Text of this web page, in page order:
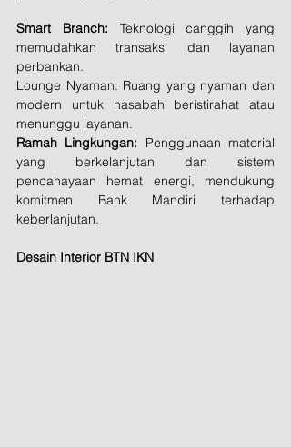
Smart Branch: Teknologi canggih yang
memudahkan transaksi dan layanan
perbankan.
Lounge Nyaman: Ruang yang nyaman dan
modern untuk nasabah beristirahat atau
menunggu layanan.
Ramah Lingkungan: Penggunaan material
yang berkelanjutan dan sistem
pencahayaan hemat energi, mendukung
komitmen Bank Mandiri terhadap
keberlanjutan.
Desain Interior BTN IKN